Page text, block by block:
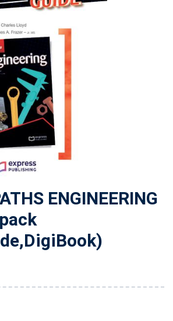
ENGINEERING